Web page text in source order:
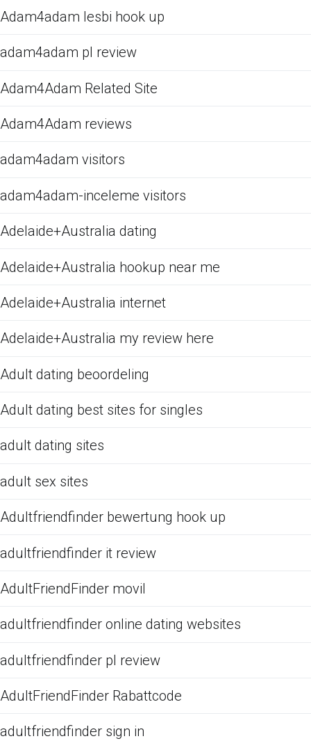
Adam4adam lesbi hook up
adam4adam pl review
Adam4Adam Related Site
Adam4Adam reviews
adam4adam visitors
adam4adam-inceleme visitors
Adelaide+Australia dating
Adelaide+Australia hookup near me
Adelaide+Australia internet
Adelaide+Australia my review here
Adult dating beoordeling
Adult dating best sites for singles
adult dating sites
adult sex sites
Adultfriendfinder bewertung hook up
adultfriendfinder it review
AdultFriendFinder movil
adultfriendfinder online dating websites
adultfriendfinder pl review
AdultFriendFinder Rabattcode
adultfriendfinder sign in